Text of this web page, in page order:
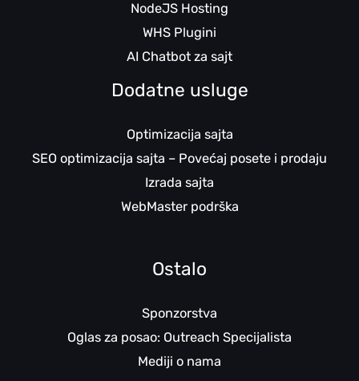
NodeJS Hosting
WHS Plugini
AI Chatbot za sajt
Dodatne usluge
Optimizacija sajta
SEO optimizacija sajta – Povećaj posete i prodaju
Izrada sajta
WebMaster podrška
Ostalo
Sponzorstva
Oglas za posao: Outreach Specijalista
Mediji o nama